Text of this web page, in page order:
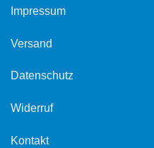
Impressum
Versand
Datenschutz
Widerruf
Kontakt